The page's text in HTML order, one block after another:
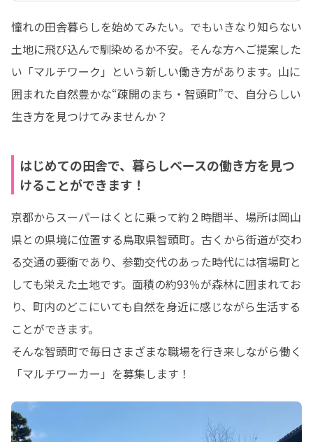
憧れの田舎暮らしを始めてみたい。でもいきなり知らない
土地に飛び込んで馴染めるか不安。そんな方へご提案した
い「マルチワーク」という新しい働き方があります。山に
囲まれた自然豊かな“疎開のまち・智頭町”で、自分らしい
生き方を見つけてみませんか？
はじめての田舎で、暮らしベースの働き方を見つ
けることができます！
京都からスーパーはくとに乗って約２時間半、場所は岡山
県との県境に位置する鳥取県智頭町。古くから街道が交わ
る交通の要衝であり、参勤交代のあった時代には宿場町と
しても栄えた土地です。面積の約93％が森林に囲まれてお
り、町内のどこにいても自然を身近に感じながら生活する
ことができます。
そんな智頭町で毎日さまざまな職場を行き来しながら働く
「マルチワーカー」を募集します！